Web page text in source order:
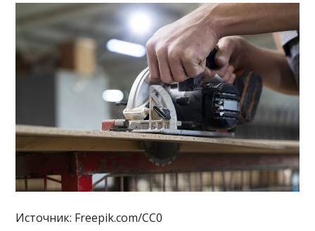
Источник: Freepik.com/CC0